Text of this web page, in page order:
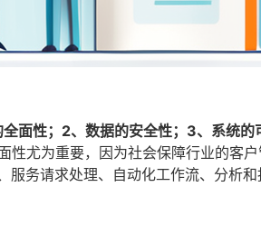
面性；2、数据的安全性；3、系统的
性尤为重要，因为社会保障行业的客
服务请求处理、自动化工作流、分析